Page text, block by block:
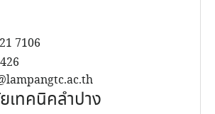
7106
เทคนิคลำปาง